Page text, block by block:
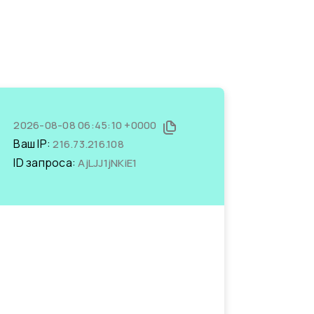
2026-08-08 06:45:10 +0000
Ваш IP:216.73.216.108
ID запроса:AjLJJ1jNKiE1